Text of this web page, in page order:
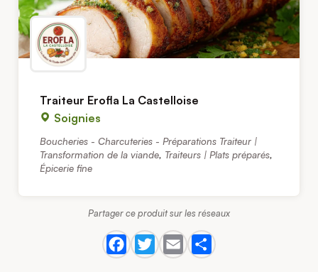
Traiteur Erofla La Castelloise
Soignies
Boucheries - Charcuteries - Préparations Traiteur |
Transformation de la viande, Traiteurs | Plats préparés,
Épicerie fine
Partager ce produit sur les réseaux